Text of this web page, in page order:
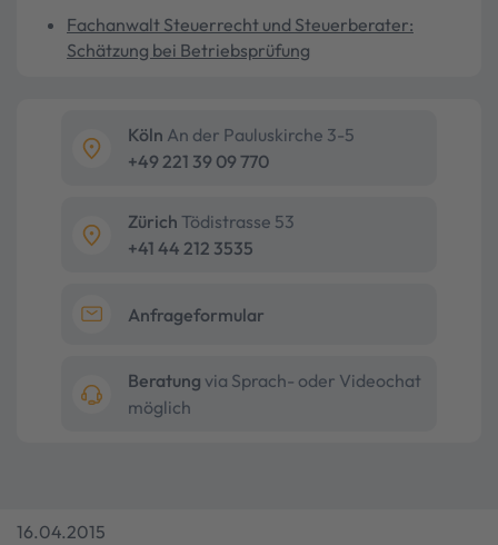
Fachanwalt Steuerrecht und Steuerberater:
Schätzung bei Betriebsprüfung
Köln An der Pauluskirche 3-5
+49 221 39 09 770
Zürich Tödistrasse 53
+41 44 212 3535
Anfrageformular
Beratung via Sprach- oder Videochat
möglich
16.04.2015